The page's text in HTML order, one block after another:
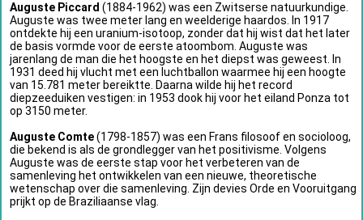
Auguste Piccard (1884-1962) was een Zwitserse natuurkundige.
Auguste was twee meter lang en weelderige haardos. In 1917
ontdekte hij een uranium-isotoop, zonder dat hij wist dat het later
de basis vormde voor de eerste atoombom. Auguste was
jarenlang de man die het hoogste en het diepst was geweest. In
1931 deed hij vlucht met een luchtballon waarmee hij een hoogte
van 15.781 meter bereiktte. Daarna wilde hij het record
diepzeeduiken vestigen: in 1953 dook hij voor het eiland Ponza tot
op 3150 meter.
Auguste Comte(1798-1857) was een Frans filosoof en socioloog,
die bekend is als de grondlegger van het positivisme. Volgens
Auguste was de eerste stap voor het verbeteren van de
samenleving het ontwikkelen van een nieuwe, theoretische
wetenschap over die samenleving. Zijn devies Orde en Vooruitgang
prijkt op de Braziliaanse vlag.